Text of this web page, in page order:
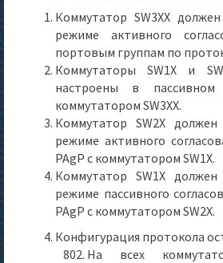
Коммутатор SW3XX
режиме активного
портовым группам по
Коммутаторы SW1X и
настроены в
коммутатором SW3XX.
Коммутатор SW2X
режиме активного
PAgP с коммутатором SW1X.
Коммутатор SW1X
режиме пассивного
PAgP с коммутатором SW2X.
Конфигурация протокола
На всех